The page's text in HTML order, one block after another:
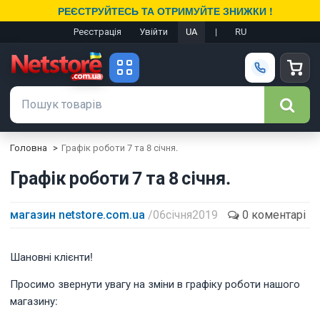
РЕЄСТРУЙТЕСЬ ТА ОТРИМУЙТЕ ЗНИЖКИ !
Реєстрація Увійти UA | RU
Головна Графік роботи 7 та 8 січня.
Графік роботи 7 та 8 січня.
магазин netstore.com.ua / 06 січня 2019 0 коментарі
Шановні клієнти!
Просимо звернути увагу на зміни в графіку роботи нашого
магазину: